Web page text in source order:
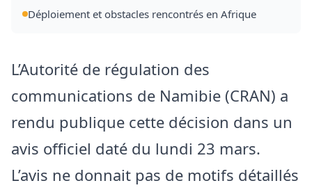
Déploiement et obstacles rencontrés en Afrique
L’Autorité de régulation des
communications de Namibie (CRAN) a
rendu publique cette décision dans un
avis officiel daté du lundi 23 mars.
L’avis ne donnait pas de motifs détaillés